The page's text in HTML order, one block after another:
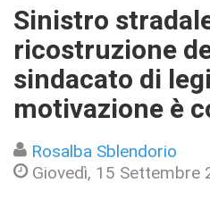
Sinistro
ricostruzione
sindacato di
motivazione è
Rosalba Sblendorio
Giovedì, 15 Settembre